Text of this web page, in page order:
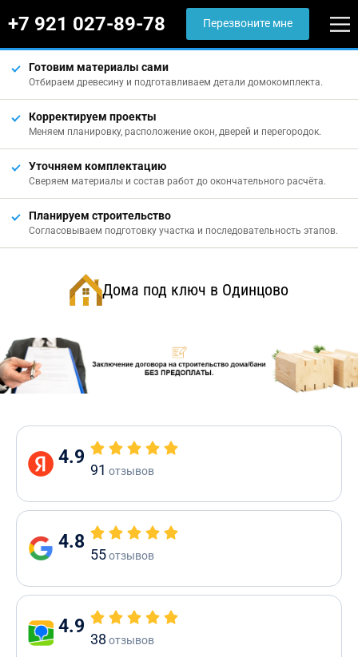
+7 921 027-89-78 Перезвоните мне
Готовим материалы сами
Отбираем древесину и подготавливаем детали домокомплекта.
Корректируем проекты
Меняем планировку, расположение окон, дверей и перегородок.
Уточняем комплектацию
Сверяем материалы и состав работ до окончательного расчёта.
Планируем строительство
Согласовываем подготовку участка и последовательность этапов.
Дома под ключ в Одинцово
4.9
91 отзывов
4.8
55отзывов
4.9
38 отзывов